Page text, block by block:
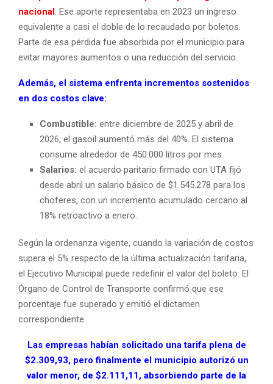
nacional. Ese aporte representaba en 2023 un ingreso
equivalente a casi el doble de lo recaudado por boletos.
Parte de esa pérdida fue absorbida por el municipio para
evitar mayores aumentos o una reducción del servicio.
Además, el sistema enfrenta incrementos sostenidos
en dos costos clave:
Combustible: entre diciembre de 2025 y abril de
2026, el gasoil aumentó más del 40%. El sistema
consume alrededor de 450.000 litros por mes.
Salarios: el acuerdo paritario firmado con UTA fijó
desde abril un salario básico de $1.545.278 para los
choferes, con un incremento acumulado cercano al
18% retroactivo a enero.
Según la ordenanza vigente, cuando la variación de costos
supera el 5% respecto de la última actualización tarifaria,
el Ejecutivo Municipal puede redefinir el valor del boleto. El
Órgano de Control de Transporte confirmó que ese
porcentaje fue superado y emitió el dictamen
correspondiente.
Las empresas habían solicitado una tarifa plena de
$2.309,93, pero finalmente el municipio autorizó un
valor menor, de $2.111,11, absorbiendo parte de la